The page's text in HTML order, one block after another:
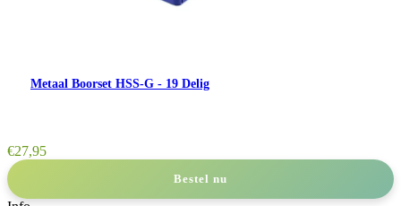
Metaal Boorset HSS-G - 19 Delig
€27,95
Bestel nu